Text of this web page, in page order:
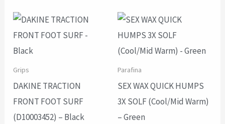
Grips
DAKINE TRACTION
FRONT FOOT SURF
(D10003452) – Black
Parafina
SEX WAX QUICK HUMPS
3X SOLF (Cool/Mid Warm)
– Green